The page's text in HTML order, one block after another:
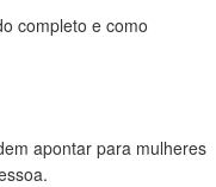
completo e como
apontar para mulheres